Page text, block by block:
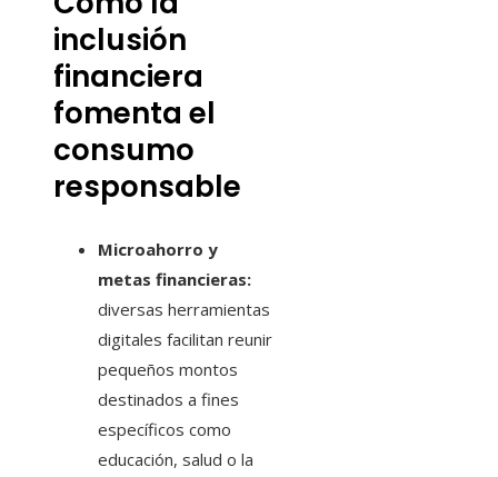
inclusión
financiera
fomenta el
consumo
responsable
Microahorro y
metas financieras:
diversas herramientas
digitales facilitan reunir
pequeños montos
destinados a fines
específicos como
educación, salud o la